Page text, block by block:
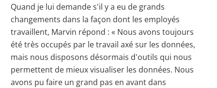
Quand je lui demande s'il y a eu de grands
changements dans la façon dont les employés
travaillent, Marvin répond : « Nous avons toujours
été très occupés par le travail axé sur les données,
mais nous disposons désormais d'outils qui nous
permettent de mieux visualiser les données. Nous
avons pu faire un grand pas en avant dans